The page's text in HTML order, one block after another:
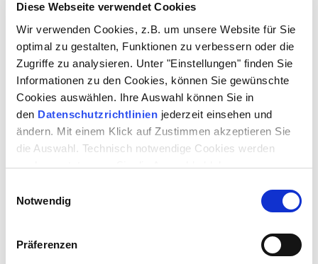
Diese Webseite verwendet Cookies
Wir verwenden Cookies, z.B. um unsere Website für Sie
optimal zu gestalten, Funktionen zu verbessern oder die
Zugriffe zu analysieren. Unter "Einstellungen" finden Sie
Informationen zu den Cookies, können Sie gewünschte
Cookies auswählen. Ihre Auswahl können Sie in
den Datenschutzrichtlinien jederzeit einsehen und
ändern. Mit einem Klick auf Zustimmen akzeptieren Sie
die Auswahl. Technisch notwendige Cookies werden
auch gesetzt, wenn Sie die Auswahl ablehnen.
Notwendig
Präferenzen
PRESSE
DAUER
ca. 1 Stunde 5 Minuten | keine Pause
Aufführungsrechte:
Drei Masken Verlag GmbH München
WORUM GEHT ES?
Trauerbewältigung • Kreislauf des Lebens • Umgang mit Gefühlen
BOXX | hautnah • BOXX | Philosophie • Workshop zum Stück •
Sichtveranstaltung • Materialmappe • Nachgespräch • Führung •
BUCHUNGSFORMULAR FÜR GRUPPEN